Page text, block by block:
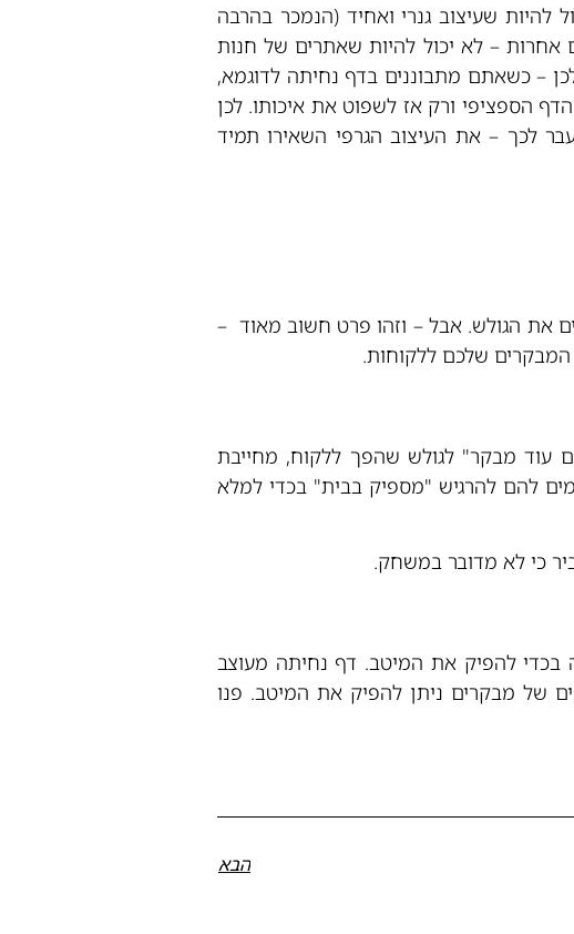
להיות שעיצוב גנרי ואחיד (הנמכר בהרבה
אחרות – לא יכול להיות שאתרים של חנות
לכן – כשאתם מתבוננים בדף נחיתה לדוגמא,
הספציפי ורק אז לשפוט את איכותו. לכן
לכך – את העיצוב הגרפי השאירו תמיד
את הגולש. אבל – וזהו פרט חשוב מאוד –
המבקרים שלכם ללקוחות.
עוד מבקר" לגולש שהפך ללקוח, מחייבת
להם להרגיש "מספיק בבית" בכדי למלא
כי לא מדובר במשחק.
בכדי להפיק את המיטב. דף נחיתה מעוצב
של מבקרים ניתן להפיק את המיטב. פנו
הבא